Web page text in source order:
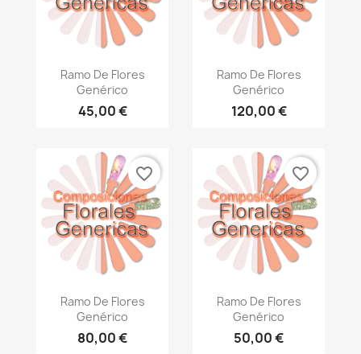
Vista rápida
Ramo De Flores
Genérico
45,00 €
Vista rápida
Ramo De Flores
Genérico
120,00 €
Vista rápida
Ramo De Flores
Genérico
80,00 €
favorite_border
Vista rápida
Ramo De Flores
Genérico
50,00 €
favorite_border